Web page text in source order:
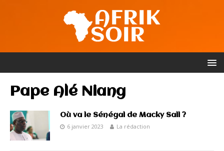
Pape Alé Niang
Où va le Sénégal de Macky Sall ?
6 janvier 2023 La rédaction